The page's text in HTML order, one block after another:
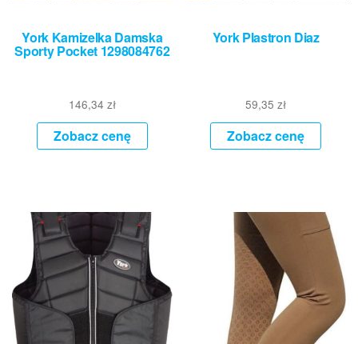
York Kamizelka Damska
Sporty Pocket 1298084762
146,34 zł
Zobacz cenę
York Plastron Diaz
59,35zł
Zobacz cenę